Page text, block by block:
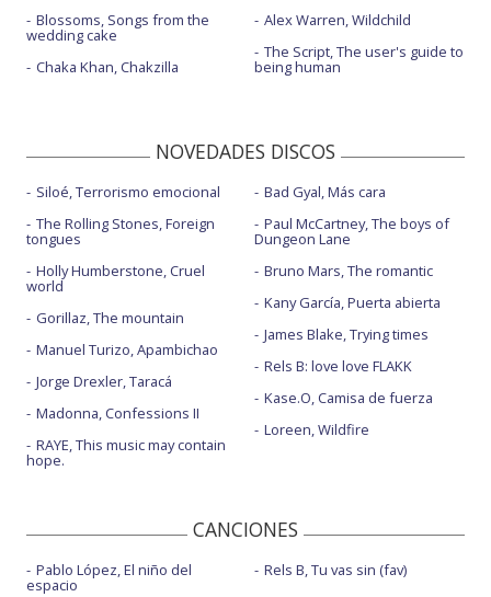
Blossoms, Songs from the
wedding cake
Chaka Khan, Chakzilla
Alex Warren, Wildchild
The Script, The user's guide to
being human
NOVEDADES DISCOS
Siloé, Terrorismo emocional
The Rolling Stones, Foreign
tongues
Holly Humberstone, Cruel
world
Gorillaz, The mountain
Manuel Turizo, Apambichao
Jorge Drexler, Taracá
Madonna, Confessions II
RAYE, This music may contain
hope.
Bad Gyal, Más cara
Paul McCartney, The boys of
Dungeon Lane
Bruno Mars, The romantic
Kany García, Puerta abierta
James Blake, Trying times
Rels B: love love FLAKK
Kase.O, Camisa de fuerza
Loreen, Wildfire
CANCIONES
Pablo López, El niño del
espacio
Rels B, Tu vas sin (fav)